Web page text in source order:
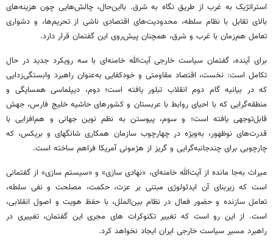
استراتژیک به غرب از طریق نگاه به شرق. بااین‌حال، چالش‌هایی چون هزینه‌های
بالای تقابل با نظام سلطه، محدودیت‌های اقتصادی ناشی از تحریم‌ها، و دشواری
تعامل هم‌زمان با غرب و شرق، همچنان پیش‌روی این گفتمان قرار دارد.
برای آینده، گفتمان سیاست خارجی آیت‌الله خامنه‌ای با سه رویکرد جدید در حال
تکامل است: نخست، اقتصاد مقاومتی و خودکفایی به‌عنوان راهبرد وابستگی‌زدایی
که در بیانیه گام دوم انقلاب تبلور یافته است؛ دوم، دیپلماسی همسایگی و
منطقه‌گرایی که با احیای روابط با عربستان و کشورهای حاشیه خلیج فارس، جهش
قابل‌توجهی یافته است؛ و سوم، پیوستن به نظم نوین جهانی و هم‌افزایی با
قدرت‌های نوظهور، به‌ویژه در چهارچوب سازمان همکاری شانگهای و بریکس، که
چارچوبی برای چندجانبه‌گرایی و گریز از هژمونی آمریکا فراهم ساخته است.
میراث به‌جا مانده از آیت‌الله خامنه‌ای، «نهادی سازی» و «سیستم سازی» از گفتمانی
است که زیربنای آن ایدئولوژی مبتنی بر عزت، حکمت، مصلحت و نفی سلطه،
تعامل سازنده و حضور فعال در نظام بین‌الملل، با حفظ هویت و اصول انقلابی،
است. از این رو است که تغییر تکنوکرات های مجری این گفتمان، تغییری در
راهبرد مسیر سیاست خارجی ایران ایجاد نخواهد کرد.